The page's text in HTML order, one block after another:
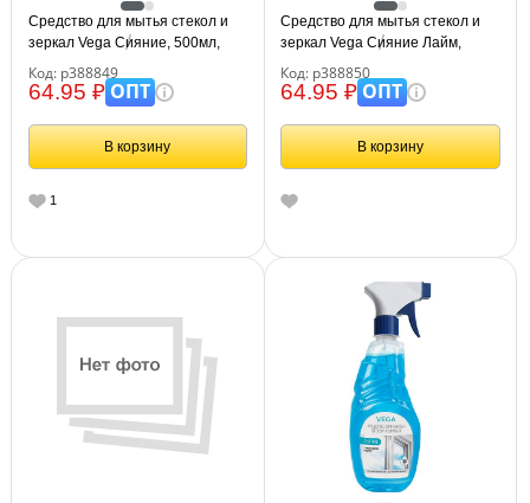
Средство для мытья стекол и
зеркал Vega Сияние, 500мл,
Код: р388849
64.95 ₽ОПТ
В корзину
1
Средство для мытья стекол и
зеркал Vega Сияние Лайм,
Код: р388850
64.95 ₽ОПТ
В корзину